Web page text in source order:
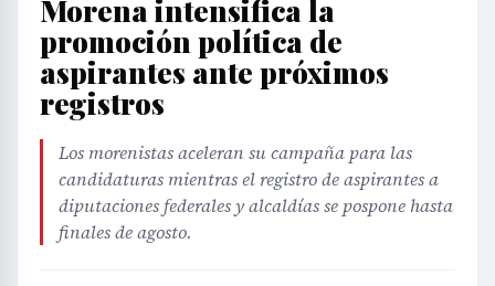
Morena intensifica la
promoción política de
aspirantes ante próximos
registros
Los morenistas aceleran su campaña para las
candidaturas mientras el registro de aspirantes a
diputaciones federales y alcaldías se pospone hasta
finales de agosto.